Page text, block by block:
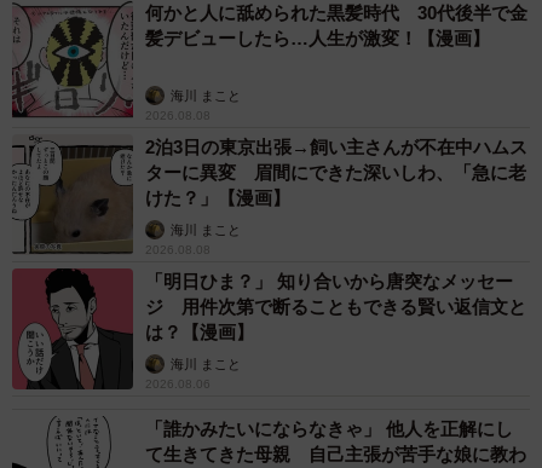
高身長や筋肉質、整った顔立ちばかりが“モテる男性像”とし
て扱われることに疑問を抱いていました。その風潮を壊し
たいと立ち上がり、モテる男たちの撲滅を掲げます。久慈
は先生としてその行為を止めながらも、自身も振られたば
かりの身として、完全には否定しきれません。
何かと人に舐められた黒髪時代 30代後半で金
髪デビューしたら…人生が激変！【漫画】
海川 まこと
2026.08.08
2泊3日の東京出張→飼い主さんが不在中ハムス
ターに異変 眉間にできた深いしわ、「急に老
けた？」【漫画】
海川 まこと
2026.08.08
「明日ひま？」 知り合いから唐突なメッセー
ジ 用件次第で断ることもできる賢い返信文と
は？【漫画】
海川 まこと
2026.08.06
「誰かみたいにならなきゃ」 他人を正解にし
て生きてきた母親 自己主張が苦手な娘に教わ